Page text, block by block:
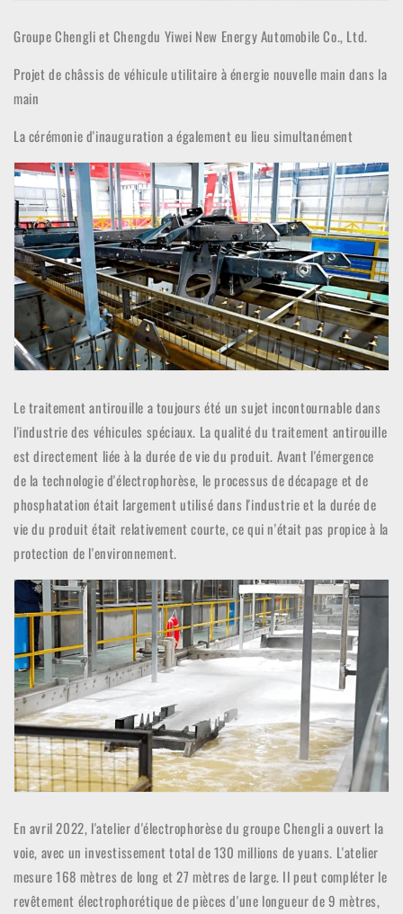
Groupe Chengli et Chengdu Yiwei New Energy Automobile Co., Ltd.
Projet de châssis de véhicule utilitaire à énergie nouvelle main dans la
main
La cérémonie d'inauguration a également eu lieu simultanément
Le traitement antirouille a toujours été un sujet incontournable dans
l'industrie des véhicules spéciaux. La qualité du traitement antirouille
est directement liée à la durée de vie du produit. Avant l'émergence
de la technologie d'électrophorèse, le processus de décapage et de
phosphatation était largement utilisé dans l'industrie et la durée de
vie du produit était relativement courte, ce qui n'était pas propice à la
protection de l'environnement.
En avril 2022, l'atelier d'électrophorèse du groupe Chengli a ouvert la
voie, avec un investissement total de 130 millions de yuans. L'atelier
mesure 168 mètres de long et 27 mètres de large. Il peut compléter le
revêtement électrophorétique de pièces d'une longueur de 9 mètres,